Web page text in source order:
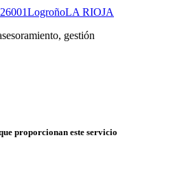
26001LogroñoLA RIOJA
gestión
proporcionan este servicio